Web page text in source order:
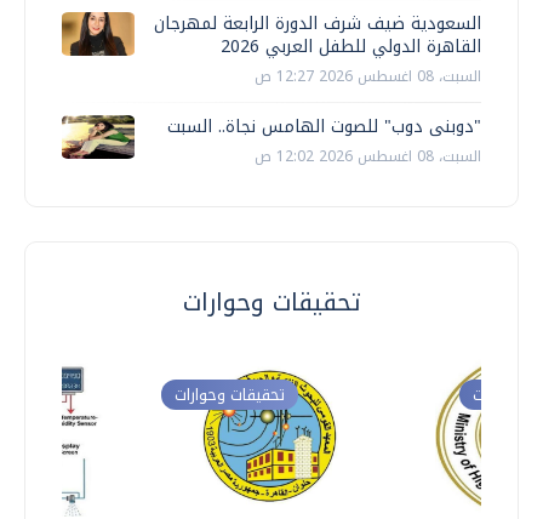
السعودية ضيف شرف الدورة الرابعة لمهرجان
القاهرة الدولي للطفل العربي 2026
السبت، 08 اغسطس 2026 12:27 ص
"دوبنى دوب" للصوت الهامس نجاة.. السبت
السبت، 08 اغسطس 2026 12:02 ص
تحقيقات وحوارات
تحقيقات وحوارات وحوارات